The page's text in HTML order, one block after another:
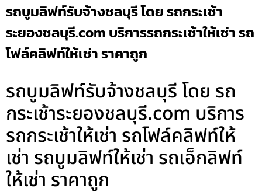
รถบูมลิฟท์รับจ้างชลบุรี โดย รถกระเช้า
ระยองชลบุรี.com บริการรถกระเช้าให้เช่า รถ
โฟล์คลิฟท์ให้เช่า ราคาถูก
รถบูมลิฟท์รับจ้างชลบุรี โดย รถ
กระเช้าระยองชลบุรี.com บริการ
รถกระเช้าให้เช่า รถโฟล์คลิฟท์ให้
เช่า รถบูมลิฟท์ให้เช่า รถเอ็กลิฟท์
ให้เช่า ราคาถูก